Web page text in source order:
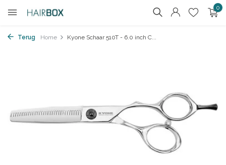
0
Terug Home Kyone Schaar 510T - 6.0 inch C...